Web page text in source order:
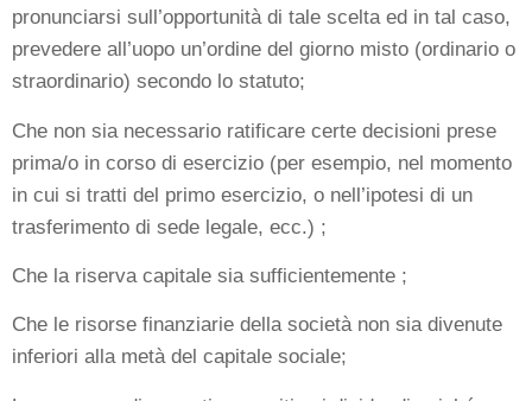
pronunciarsi sull’opportunità di tale scelta ed in tal caso,
prevedere all’uopo un’ordine del giorno misto (ordinario o
straordinario) secondo lo statuto;
Che non sia necessario ratificare certe decisioni prese
prima/o in corso di esercizio (per esempio, nel momento
in cui si tratti del primo esercizio, o nell’ipotesi di un
trasferimento di sede legale, ecc.) ;
Che la riserva capitale sia sufficientemente ;
Che le risorse finanziarie della società non sia divenute
inferiori alla metà del capitale sociale;